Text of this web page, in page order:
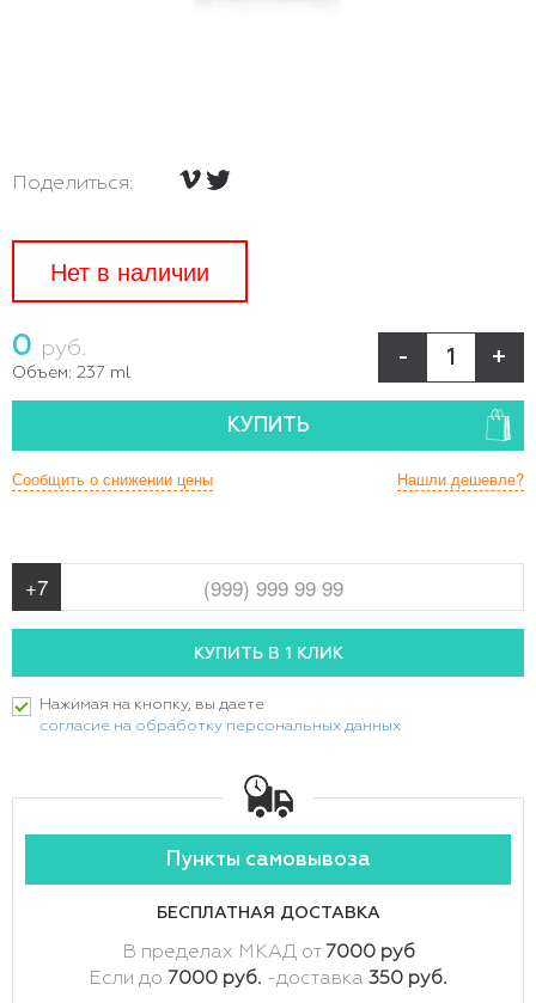
Поделиться:
Нет в наличии
0 руб.
Объем: 237 ml
- +
КУПИТЬ
Нашли дешевле?
Сообщить о снижении цены
Нажимая на кнопку, вы даете
согласие на обработку персональных данных
Пункты самовывоза
БЕСПЛАТНАЯ ДОСТАВКА
В пределах МКАД от 7000 руб
Если до 7000 руб. -доставка 350 руб.